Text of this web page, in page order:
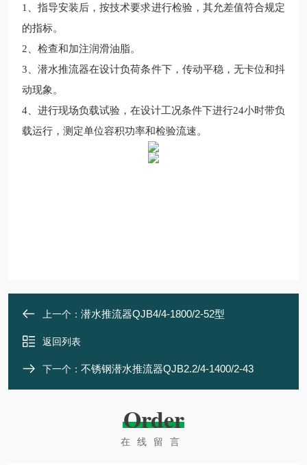
1、指导安装后，按技术要求进行检验，其允差值符合规定
的指标。
2、检查和加注润滑油脂。
3、潜水推流器在设计负荷条件下，传动平稳，无卡位和抖
动现象。
4、进行现场负载试验，在设计工况条件下进行24小时带负
载运行，测定单位容积功率和检验流速。
上一个： 潜水推流器QJB4/4-1800/2-52型
返回列表
下一个： 不锈钢潜水推流器QJB2.2/4-1400/2-43
Order
在线留言